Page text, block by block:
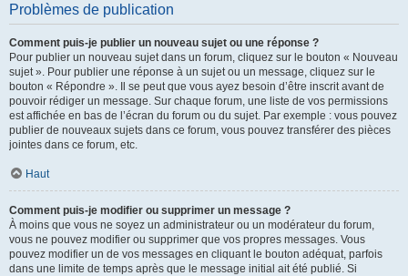
Problèmes de publication
Comment puis-je publier un nouveau sujet ou une réponse ?
Pour publier un nouveau sujet dans un forum, cliquez sur le bouton « Nouveau
sujet ». Pour publier une réponse à un sujet ou un message, cliquez sur le
bouton « Répondre ». Il se peut que vous ayez besoin d’être inscrit avant de
pouvoir rédiger un message. Sur chaque forum, une liste de vos permissions
est affichée en bas de l’écran du forum ou du sujet. Par exemple : vous pouvez
publier de nouveaux sujets dans ce forum, vous pouvez transférer des pièces
jointes dans ce forum, etc.
Haut
Comment puis-je modifier ou supprimer un message ?
À moins que vous ne soyez un administrateur ou un modérateur du forum,
vous ne pouvez modifier ou supprimer que vos propres messages. Vous
pouvez modifier un de vos messages en cliquant le bouton adéquat, parfois
dans une limite de temps après que le message initial ait été publié. Si